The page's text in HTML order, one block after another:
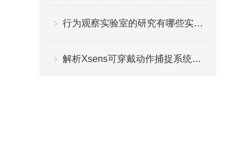
行为观察实验室的研究有哪些实际应用
解析Xsens可穿戴动作捕捉系统的功能应用